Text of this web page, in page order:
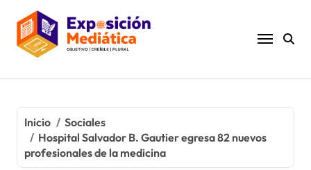
contenido
Inicio
Sociales
Hospital Salvador B. Gautier egresa 82 nuevos
profesionales de la medicina